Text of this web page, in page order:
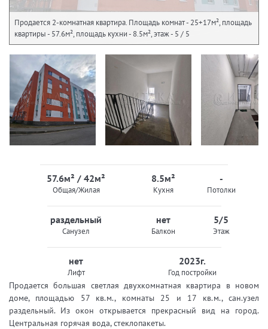
Продается 2-комнатная квартира. Площадь комнат - 25+17м², площадь
квартиры - 57.6м², площадь кухни - 8.5м², этаж - 5 / 5
57.6м² / 42м²
Общая/Жилая
8.5м²
Кухня
-
Потолки
раздельный
Санузел
нет
Балкон
5/5
Этаж
нет
Лифт
2023г.
Год постройки
Продается большая светлая двухкомнатная квартира в новом
доме, площадью 57 кв.м., комнаты 25 и 17 кв.м., сан.узел
раздельный. Из окон открывается прекрасный вид на город.
Центральная горячая вода, стеклопакеты.